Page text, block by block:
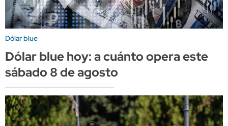
Dólar blue
Dólar blue hoy: a cuánto opera este
sábado 8 de agosto